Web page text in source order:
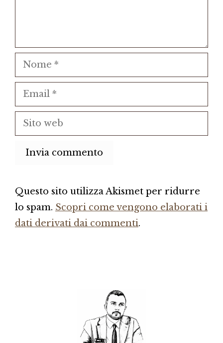
Nome
Email
Sito
web
Questo sito utilizza Akismet per ridurre
lo spam. Scopri come vengono elaborati i
dati derivati dai commenti.